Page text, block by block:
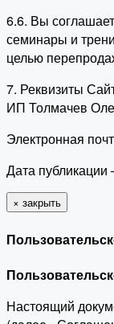
6.6. Вы
семинары и
целью
7. Реквизиты
ИП Толмачев
Электронная
Дата публикации
× закрыть
Настоящий